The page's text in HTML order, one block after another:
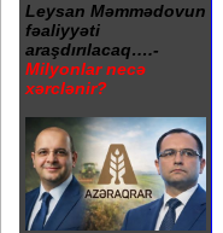
Leysan Məmmədovun
fəaliyyəti
araşdırılacaq….-
Milyonlar necə
xərclənir?